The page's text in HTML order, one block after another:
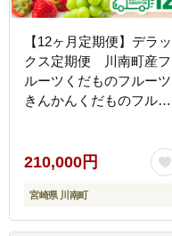
【12ヶ月定期便】デラッ
クス定期便 川南町産フ
ルーツくだものフルーツ
きんかんくだものフルー
ぶどうフルーツピオーネ
フルーツシャインマスカ
ットフルーツ大玉メロン
フルーツ[B11701t12]
210,000円
宮崎県 川南町